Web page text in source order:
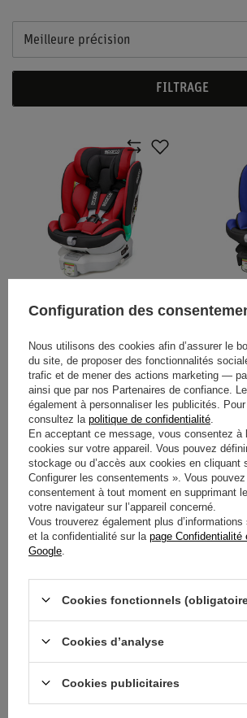
Meilleure précision
FILTRAGE
SIÈGE ENFANT SPARCO
441,80 € / article
SIÈGE
441,80 €
SIÈGE ENFANT SPARCO
441,80 € / article
Configuration des
Nous utilisons des cookies afin d’assurer le
du site, de proposer des fonctionnalités
trafic et de mener des actions marketing —
ainsi que par nos Partenaires de confiance.
également à personnaliser les publicités. Pour
consultez la politique de confidentialité
En acceptant ce message, vous consentez à
cookies sur votre appareil. Vous pouvez
stockage ou d’accès aux cookies en cliquant
Configurer les consentements ». Vous
consentement à tout moment en supprimant
votre navigateur sur l’appareil concerné.
Vous trouverez également plus
et la confidentialité sur la page Confidentialité
Google
Cookies fonctionnels
Cookies d’analyse
Cookies publicitaires